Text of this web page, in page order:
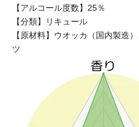
【アルコール度数】25％
【分類】リキュール
【原材料】ウオッカ（国内製造
ツ